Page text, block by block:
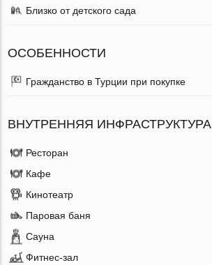
Близко от детского сада
ОСОБЕННОСТИ
Гражданство в Турции при покупке
ВНУТРЕННЯЯ ИНФРАСТРУКТУРА
Ресторан
Кафе
Кинотеатр
Паровая баня
Сауна
Фитнес-зал